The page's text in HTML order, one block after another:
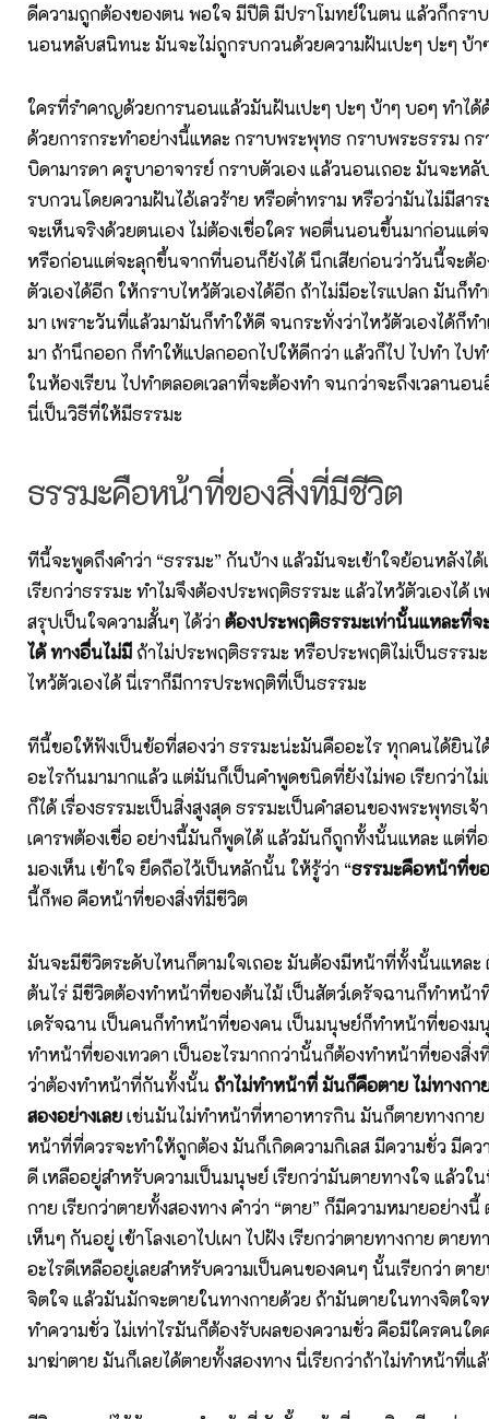
ดีความถูกต้องของตน พอใจ มีปีติ มีปราโมทย์ในตน แล้วก็กรา
นอนหลับสนิทนะ มันจะไม่ถูกรบกวนด้วยความฝันเปะๆ ปะๆ บ้า
ใครที่รำคาญด้วยการนอนแล้วมันฝันเปะๆ ปะๆ บ้าๆ บอๆ ทำได้
ด้วยการกระทำอย่างนี้แหละ กราบพระพุทธ กราบพระธรรม ก
บิดามารดา ครูบาอาจารย์ กราบตัวเอง แล้วนอนเถอะ มันจะห
รบกวนโดยความฝันไอ้เลวร้าย หรือต่ำทราม หรือว่ามันไม่มีสา
จะเห็นจริงด้วยตนเอง ไม่ต้องเชื่อใคร พอตื่นนอนขึ้นมาก่อนแต่
หรือก่อนแต่จะลุกขึ้นจากที่นอนก็ยังได้ นึกเสียก่อนว่าวันนี้จะต้อ
ตัวเองได้อีก ให้กราบไหว้ตัวเองได้อีก ถ้าไม่มีอะไรแปลก มันก็ท
มา เพราะวันที่แล้วมามันก็ทำให้ดี จนกระทั่งว่าไหว้ตัวเองได้ก็ท
มา ถ้านึกออก ก็ทำให้แปลกออกไปให้ดีกว่า แล้วก็ไป ไปทำ ไปท
ในห้องเรียน ไปทำตลอดเวลาที่จะต้องทำ จนกว่าจะถึงเวลานอ
นี่เป็นวิธีที่ให้มีธรรมะ
ธรรมะคือหน้าที่ของสิ่งที่มีชีวิต
ทีนี้จะพูดถึงคำว่า “ธรรมะ” กันบ้าง แล้วมันจะเข้าใจย้อนหลังได้
เรียกว่าธรรมะ ทำไมจึงต้องประพฤติธรรมะ แล้วไหว้ตัวเองได้ เ
สรุปเป็นใจความสั้นๆ ได้ว่าต้องประพฤติธรรมะเท่านั้นแหละที่จ
ได้ ทางอื่นไม่มีถ้าไม่ประพฤติธรรมะ หรือประพฤติไม่เป็นธรรม
ไหว้ตัวเองได้ นี่เราก็มีการประพฤติที่เป็นธรรมะ
ทีนี้ขอให้ฟังเป็นข้อที่สองว่า ธรรมะน่ะมันคืออะไร ทุกคนได้ยินไ
อะไรกันมามากแล้ว แต่มันก็เป็นคำพูดชนิดที่ยังไม่พอ เรียกว่าไม่
ก็ได้ เรื่องธรรมะเป็นสิ่งสูงสุด ธรรมะเป็นคำสอนของพระพุทธเจ้
เคารพต้องเชื่อ อย่างนี้มันก็พูดได้ แล้วมันก็ถูกทั้งนั้นแหละ แต่ที่
มองเห็น เข้าใจ ยึดถือไว้เป็นหลักนั้น ให้รู้ว่า “ธรรมะคือหน้าที่ข
นี้ก็พอ คือหน้าที่ของสิ่งที่มีชีวิต
มันจะมีชีวิตระดับไหนก็ตามใจเถอะ มันต้องมีหน้าที่ทั้งนั้นแหละ
ต้นไร่ มีชีวิตต้องทำหน้าที่ของต้นไม้ เป็นสัตว์เดรัจฉานก็ทำหน้า
เดรัจฉาน เป็นคนก็ทำหน้าที่ของคน เป็นมนุษย์ก็ทำหน้าที่ของม
ทำหน้าที่ของเทวดา เป็นอะไรมากกว่านั้นก็ต้องทำหน้าที่ของสิ่ง
ว่าต้องทำหน้าที่กันทั้งนั้น ถ้าไม่ทำหน้าที่ มันก็คือตาย ไม่ทางกา
สองอย่างเลยเช่นมันไม่ทำหน้าที่หาอาหารกิน มันก็ตายทางกา
หน้าที่ที่ควรจะทำให้ถูกต้อง มันก็เกิดความกิเลส มีความชั่ว มีคว
ดี เหลืออยู่สำหรับความเป็นมนุษย์ เรียกว่ามันตายทางใจ แล้วใ
กาย เรียกว่าตายทั้งสองทาง คำว่า “ตาย” ก็มีความหมายอย่าง
เห็นๆ กันอยู่ เข้าโลงเอาไปเผา ไปฝัง เรียกว่าตายทางกาย ตาย
อะไรดีเหลืออยู่เลยสำหรับความเป็นคนของคนๆ นั้นเรียกว่า ตา
จิตใจ แล้วมันมักจะตายในทางกายด้วย ถ้ามันตายในทางจิตใจ
ทำความชั่ว ไม่เท่าไรมันก็ต้องรับผลของความชั่ว คือมีใครคนใ
มาฆ่าตาย มันก็เลยได้ตายทั้งสองทาง นี่เรียกว่าถ้าไม่ทำหน้าที่แ